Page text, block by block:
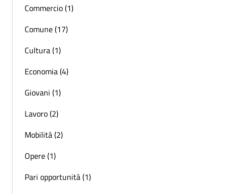
Commercio (1)
Comune (17)
Cultura (1)
Economia (4)
Giovani (1)
Lavoro (2)
Mobilità (2)
Opere (1)
Pari opportunità (1)